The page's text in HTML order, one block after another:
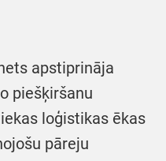
apstiprināja
piešķiršanu
loģistikas ēkas
pāreju